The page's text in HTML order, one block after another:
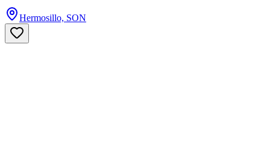
Hermosillo, SON